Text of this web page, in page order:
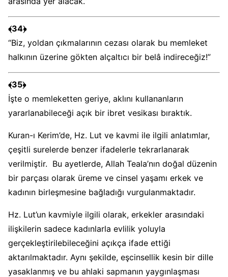
﴾34﴿
“Biz, yoldan çıkmalarının cezası olarak bu memleket
halkının üzerine gökten alçaltıcı bir belâ indireceğiz!”
﴾35﴿
İşte o memleketten geriye, aklını kullananların
yararlanabileceği açık bir ibret vesikası bıraktık.
Kuran-ı Kerim’de, Hz. Lut ve kavmi ile ilgili anlatımlar,
çeşitli surelerde benzer ifadelerle tekrarlanarak
verilmiştir. Bu ayetlerde, Allah Teala’nın doğal düzenin
bir parçası olarak üreme ve cinsel yaşamı erkek ve
kadının birleşmesine bağladığı vurgulanmaktadır.
Hz. Lut’un kavmiyle ilgili olarak, erkekler arasındaki
ilişkilerin sadece kadınlarla evlilik yoluyla
gerçekleştirilebileceğini açıkça ifade ettiği
aktarılmaktadır. Aynı şekilde, eşcinsellik kesin bir dille
yasaklanmış ve bu ahlaki sapmanın yaygınlaşması